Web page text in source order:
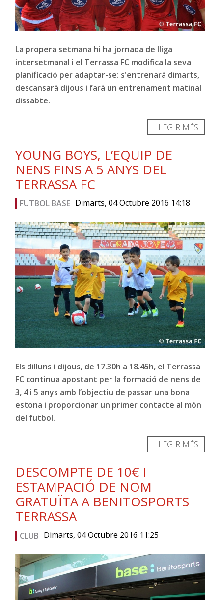
La propera setmana hi ha jornada de lliga
intersetmanal i el Terrassa FC modifica la seva
planificació per adaptar-se: s'entrenarà dimarts,
descansarà dijous i farà un entrenament matinal
dissabte.
LLEGIR MÉS
YOUNG BOYS, L’EQUIP DE
NENS FINS A 5 ANYS DEL
TERRASSA FC
FUTBOL BASE Dimarts, 04 Octubre 2016 14:18
Els dilluns i dijous, de 17.30h a 18.45h, el Terrassa
FC continua apostant per la formació de nens de
3, 4 i 5 anys amb l’objectiu de passar una bona
estona i proporcionar un primer contacte al món
del futbol.
LLEGIR MÉS
DESCOMPTE DE 10€ I
ESTAMPACIÓ DE NOM
GRATUÏTA A BENITOSPORTS
TERRASSA
CLUB Dimarts, 04 Octubre 2016 11:25